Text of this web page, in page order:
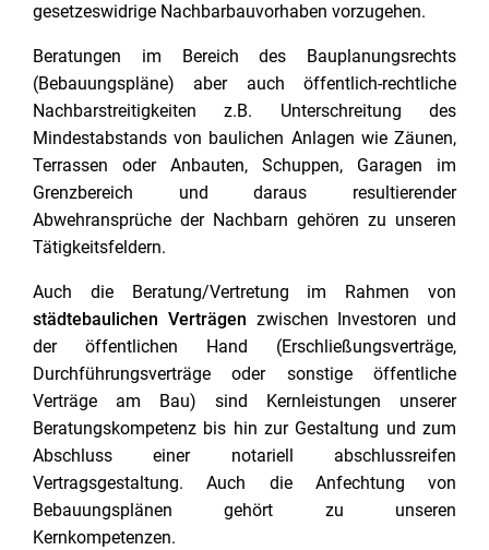
gesetzeswidrige Nachbarbauvorhaben vorzugehen.
Beratungen im Bereich des Bauplanungsrechts
(Bebauungspläne) aber auch öffentlich-rechtliche
Nachbarstreitigkeiten z.B. Unterschreitung des
Mindestabstands von baulichen Anlagen wie Zäunen,
Terrassen oder Anbauten, Schuppen, Garagen im
Grenzbereich und daraus resultierender
Abwehransprüche der Nachbarn gehören zu unseren
Tätigkeitsfeldern.
Auch die Beratung/Vertretung im Rahmen von
städtebaulichen Verträgen zwischen Investoren und
der öffentlichen Hand (Erschließungsverträge,
Durchführungsverträge oder sonstige öffentliche
Verträge am Bau) sind Kernleistungen unserer
Beratungskompetenz bis hin zur Gestaltung und zum
Abschluss einer notariell abschlussreifen
Vertragsgestaltung. Auch die Anfechtung von
Bebauungsplänen gehört zu unseren
Kernkompetenzen.